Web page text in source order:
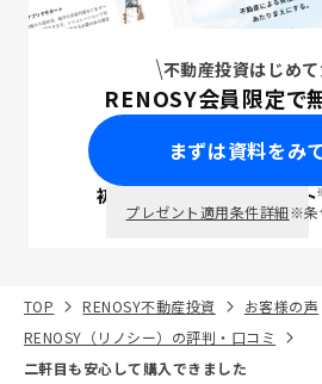
不動産投資はじめ
RENOSY会員限定で
まずは資料をみ
初回面談で ポイント
プレゼント適用条件詳細※条
TOP RENOSY不動産投資
お客様の声
RENOSY（リノシー）の評判・口コミ
二軒目も安心して購入できました